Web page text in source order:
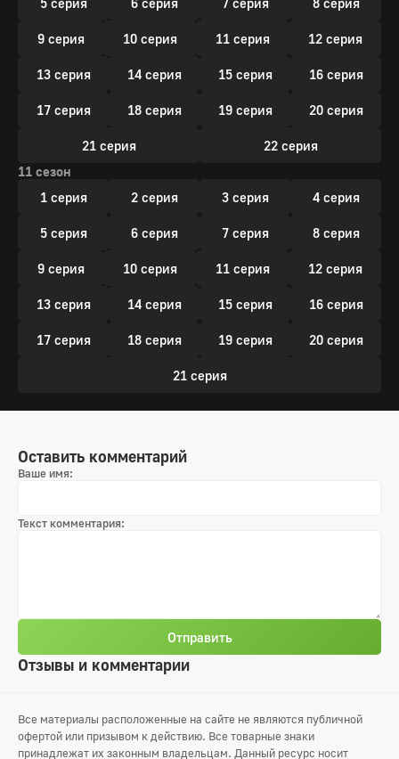
9 серия 10 серия 11 серия 12 серия
13 серия 14 серия 15 серия 16 серия
17 серия 18 серия 19 серия 20 серия
21 серия
22 серия
11 сезон
1 серия
2 серия 3 серия 4 серия
5 серия 6 серия 7 серия 8 серия
9 серия 10 серия 11 серия 12 серия
13 серия 14 серия 15 серия 16 серия
17 серия 18 серия 19 серия 20 серия
21 серия
Отзывы и комментарии
Оставить комментарий
Ваше имя:
Текст комментария:
Отправить
Все материалы расположенные на сайте не являются публичной
офертой или призывом к действию. Все товарные знаки
принадлежат их законным владельцам. Данный ресурс носит